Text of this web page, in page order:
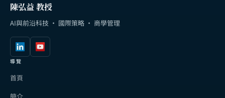
陳弘益 教授
AI與前沿科技 · 國際策略 · 商學管理
導覽
首頁
簡介